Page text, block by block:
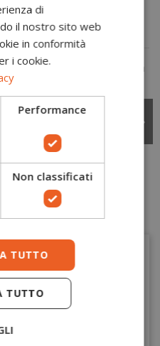
Soletta traspirante
Portwest
Portwest
PORTWEST PER
di
il nostro sito web
in conformità
i cookie.
Performance
Non classificati
TUTTO
TUTTO